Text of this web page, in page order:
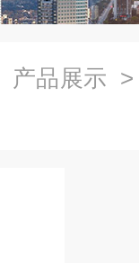
产品展示